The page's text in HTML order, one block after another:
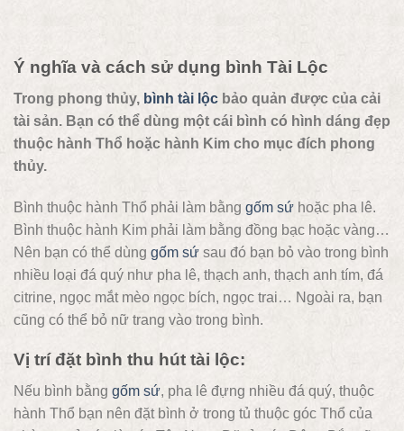
Ý nghĩa và cách sử dụng bình Tài Lộc
Trong phong thủy, bình tài lộc bảo quản được của cải
tài sản. Bạn có thể dùng một cái bình có hình dáng đẹp
thuộc hành Thổ hoặc hành Kim cho mục đích phong
thủy.
Bình thuộc hành Thổ phải làm bằng gốm sứ hoặc pha lê.
Bình thuộc hành Kim phải làm bằng đồng bạc hoặc vàng…
Nên bạn có thể dùng gốm sứ sau đó bạn bỏ vào trong bình
nhiều loại đá quý như pha lê, thạch anh, thạch anh tím, đá
citrine, ngọc mắt mèo ngọc bích, ngọc trai… Ngoài ra, bạn
cũng có thể bỏ nữ trang vào trong bình.
Vị trí đặt bình thu hút tài lộc:
Nếu bình bằng gốm sứ, pha lê đựng nhiều đá quý, thuộc
hành Thổ bạn nên đặt bình ở trong tủ thuộc góc Thổ của